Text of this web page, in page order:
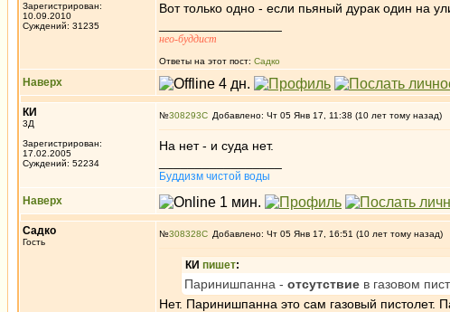
Зарегистрирован:
10.09.2010
Суждений: 31235
Вот только одно - если пьяный дурак один на
нео-буддист
Ответы на этот пост: Садко
Наверх
КИ
3Д
Зарегистрирован:
17.02.2005
Суждений: 52234
№308293 Добавлено: Чт 05 Янв 17, 11:38 (10 лет тому назад)
На нет - и суда нет.
Буддизм чистой воды
Наверх
Садко
Гость
№308328 Добавлено: Чт 05 Янв 17, 16:51 (10 лет тому назад)
КИ пишет:
Паринишпанна - отсутствие в газовом
Нет. Паринишпанна это сам газовый пистолет.